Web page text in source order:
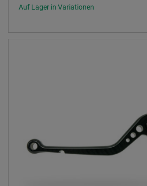
Auf Lager in Variationen